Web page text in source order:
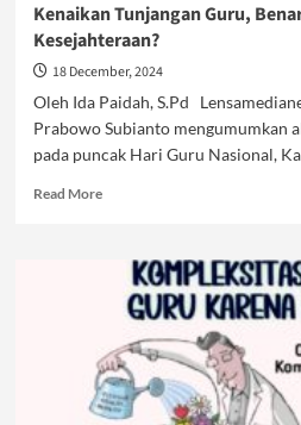
Kenaikan Tunjangan Guru,
Kesejahteraan?
18 December, 2024
Oleh Ida Paidah, S.Pd
Prabowo Subianto mengumumkan
pada puncak Hari Guru Nasional,
Read MoreRead
Kenaikan
Tunjangan
Guru,
Benarkah
Meningkatkan
Kesejahteraan?